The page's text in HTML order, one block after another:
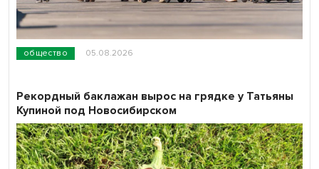
общество 05.08.2026
Рекордный баклажан вырос на грядке у Татьяны
Купиной под Новосибирском